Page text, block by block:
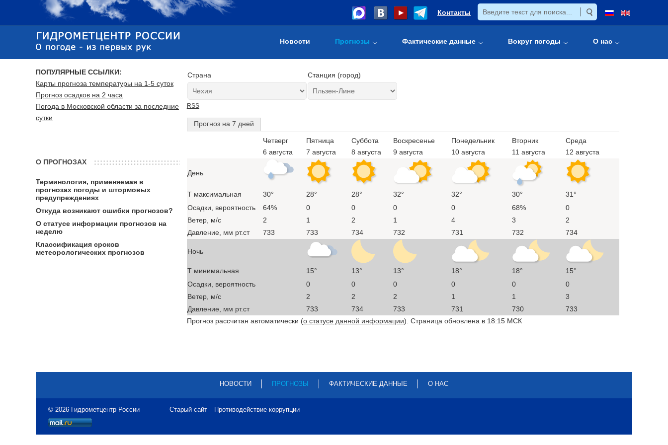
Контакты
Новости Прогнозы Фактические данные Вокруг погоды О нас
Страна Станция (город)
RSS
Прогноз на 7 дней
Четверг
6 августа
Пятница
7 августа
Суббота
8 августа
Воскресенье
9 августа
Понедельник
10 августа
Вторник
11 августа
Среда
12 августа
День
T максимальная 30° 28° 28° 32° 32° 30°
31°
Осадки, вероятность
64% 0 0 0 0 68%
0
Ветер, м/с
2 1 2 1 4 3
2
Давление, мм рт.ст
733 733 734 732 731 732 734
Ночь
T минимальная 15° 13° 13° 18° 18°
15°
Осадки, вероятность
0 0 0 0 0
0
Ветер, м/с
2 2 2 1 1
3
Давление, мм рт.ст
733 734 733 731 730
733
Прогноз рассчитан автоматически (о статусе данной информации). Страница обновлена в 18:15 МСК
ПОПУЛЯРНЫЕ ССЫЛКИ:
Карты прогноза температуры на 1-5 суток
Прогноз осадков на 2 часа
Погода в Московской области за последние
сутки
О ПРОГНОЗАХ
Терминология, применяемая в
прогнозах погоды и штормовых
предупреждениях
Откуда возникают ошибки прогнозов?
О статусе информации прогнозов на
неделю
Классификация сроков
метеорологических прогнозов
НОВОСТИ ПРОГНОЗЫ ФАКТИЧЕСКИЕ ДАННЫЕ О НАС
© 2026 Гидрометцентр России Старый сайт Противодействие коррупции